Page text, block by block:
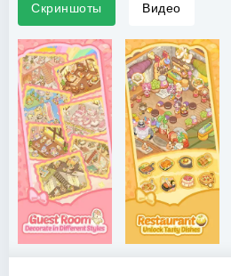
Скриншоты Видео